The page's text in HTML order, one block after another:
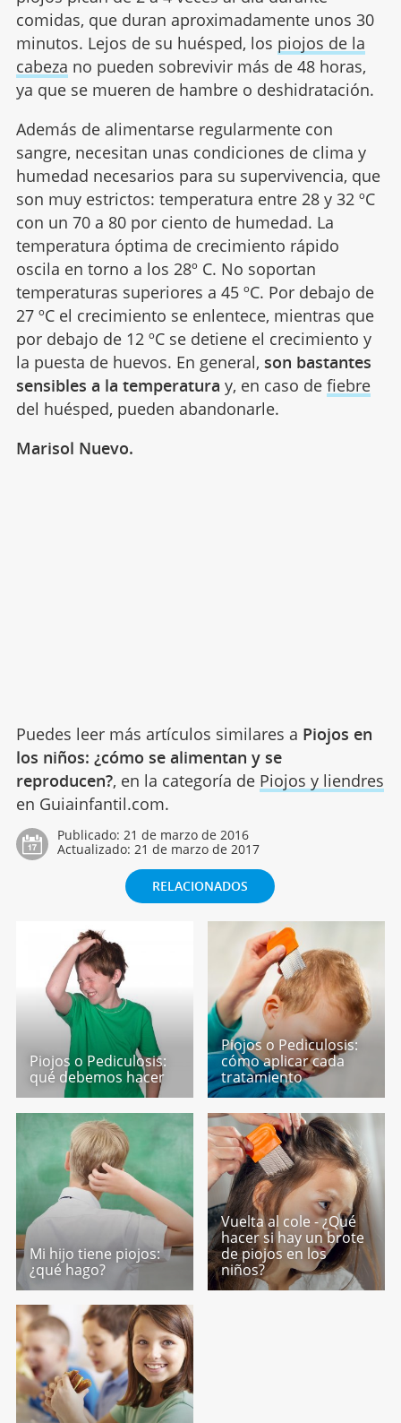
comidas, que duran aproximadamente unos 30
minutos. Lejos de su huésped, los piojos de la
cabeza no pueden sobrevivir más de 48 horas,
ya que se mueren de hambre o deshidratación.
Además de alimentarse regularmente con
sangre, necesitan unas condiciones de clima y
humedad necesarios para su supervivencia, que
son muy estrictos: temperatura entre 28 y 32 ºC
con un 70 a 80 por ciento de humedad. La
temperatura óptima de crecimiento rápido
oscila en torno a los 28º C. No soportan
temperaturas superiores a 45 ºC. Por debajo de
27 ºC el crecimiento se enlentece, mientras que
por debajo de 12 ºC se detiene el crecimiento y
la puesta de huevos. En general, son bastantes
sensibles a la temperatura y, en caso de fiebre
del huésped, pueden abandonarle.
Marisol Nuevo.
Puedes leer más artículos similares a Piojos en
los niños: ¿cómo se alimentan y se
reproducen?, en la categoría de Piojos y liendres
en Guiainfantil.com.
Publicado: 21 de marzo de 2016
Actualizado: 21 de marzo de 2017
RELACIONADOS
Piojos o Pediculosis:
qué debemos hacer
Piojos o Pediculosis:
cómo aplicar cada
tratamiento
Mi hijo tiene piojos:
¿qué hago?
Vuelta al cole - ¿Qué
hacer si hay un brote
de piojos en los
niños?